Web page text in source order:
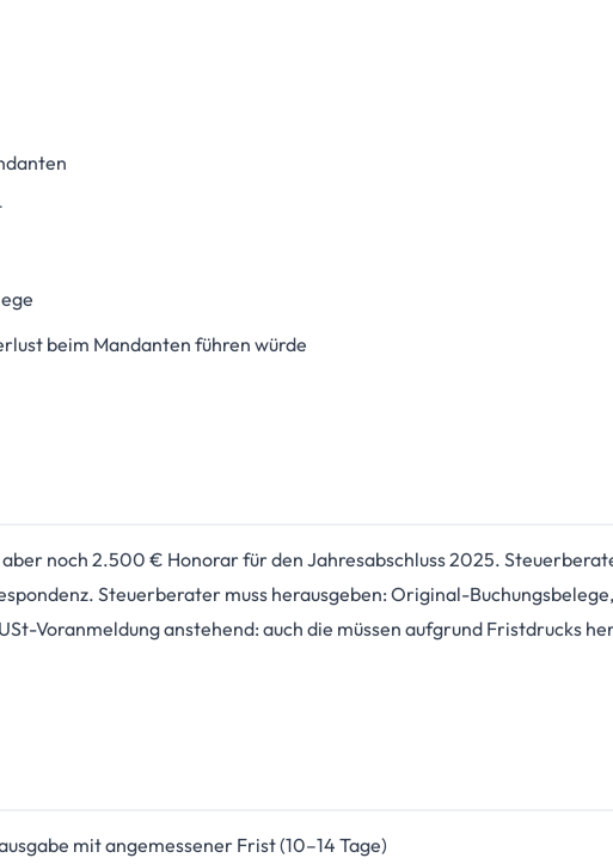
beim Mandanten führen würde
noch 2.500 € Honorar für den Jahresabschluss 2025.
Steuerberater muss herausgeben: Original-
Voranmeldung anstehend: auch die müssen aufgrund Fristdrucks
mit angemessener Frist (10–14 Tage)